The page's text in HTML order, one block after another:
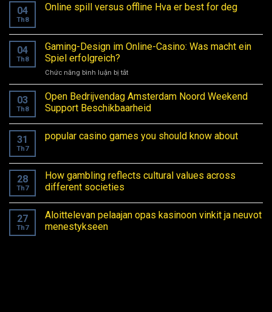
04
Th8
Online spill versus offline Hva er best for deg
04
Th8
Gaming-Design im Online-Casino: Was macht ein
Spiel erfolgreich?
Chức năng bình luận bị tắt
Gaming-
Design
im
Online-
Casino:
Was
Spiel
erfolgreich?
03
Th8
Open Bedrijvendag Amsterdam Noord Weekend
Support Beschikbaarheid
31
Th7
popular casino games you should know about
28
Th7
How gambling reflects cultural values across
different societies
27
Th7
Aloittelevan pelaajan opas kasinoon vinkit ja neuvot
menestykseen